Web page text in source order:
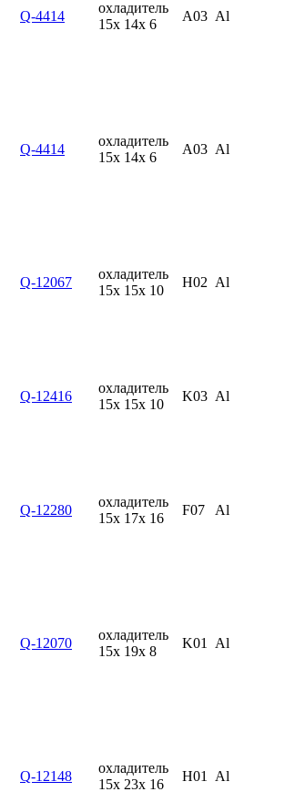
Q-4414
охладитель
15x 14x 6
A03 Al
Q-4414
охладитель
15x 14x 6
A03 Al
Q-12067
охладитель
15x 15x 10
H02 Al
Q-12416
охладитель
15x 15x 10
K03 Al
Q-12280
охладитель
15x 17x 16
F07 Al
Q-12070
охладитель
15x 19x 8
K01 Al
Q-12148
охладитель
15x 23x 16
H01 Al